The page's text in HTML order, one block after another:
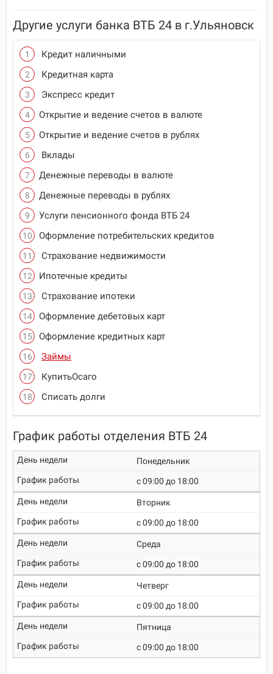
Другие услуги банка ВТБ 24 в г.Ульяновск
Кредит наличными
Кредитная карта
Экспресс кредит
Открытие и ведение счетов в валюте
Открытие и ведение счетов в рублях
Вклады
Денежные переводы в валюте
Денежные переводы в рублях
Услуги пенсионного фонда ВТБ 24
Оформление потребительских кредитов
Страхование недвижимости
Ипотечные кредиты
Страхование ипотеки
Оформление дебетовых карт
Оформление кредитных карт
Займы
КупитьОсаго
Списать долги
График работы отделения ВТБ 24
Понедельник
c 09:00 до 18:00
Вторник
c 09:00 до 18:00
Среда
c 09:00 до 18:00
Четверг
c 09:00 до 18:00
Пятница
c 09:00 до 18:00